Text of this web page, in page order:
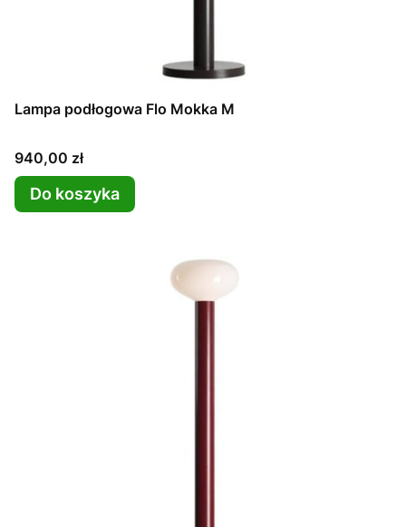
Lampa podłogowa Flo Mokka M
Cena
940,00 zł
Do koszyka